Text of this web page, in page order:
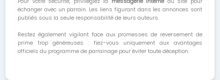
échanger avec un parrain. Les liens figurant dans les annonces sont
publiés sous la seule responsabilité de leurs auteurs.
Restez également vigilant face aux promesses de reversement de
prime trop généreuses : fiez-vous uniquement aux avantages
officiels du programme de parrainage pour éviter toute déception.